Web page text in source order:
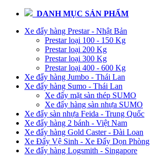
DANH MỤC SẢN PHẨM
Xe đẩy hàng Prestar - Nhật Bản
Prestar loại 100 - 150 Kg
Prestar loại 200 Kg
Prestar loại 300 Kg
Prestar loại 400 - 600 Kg
Xe đẩy hàng Jumbo - Thái Lan
Xe đẩy hàng Sumo - Thái Lan
Xe đẩy mặt sàn thép SUMO
Xe đẩy hàng sàn nhựa SUMO
Xe đẩy sàn nhựa Feida - Trung Quốc
Xe đẩy hàng 2 bánh - Việt Nam
Xe đẩy hàng Gold Caster - Đài Loan
Xe Đẩy Vệ Sinh - Xe Đẩy Dọn Phòng
Xe đẩy hàng Logsmith - Singapore